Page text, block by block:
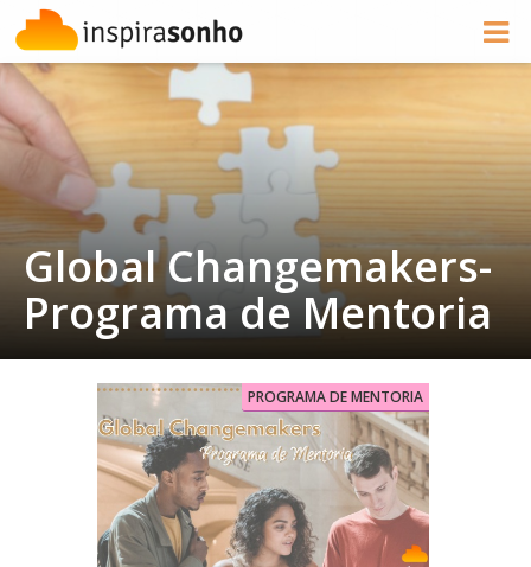
Global Changemakers-
Programa de Mentoria
PROGRAMA DE MENTORIA